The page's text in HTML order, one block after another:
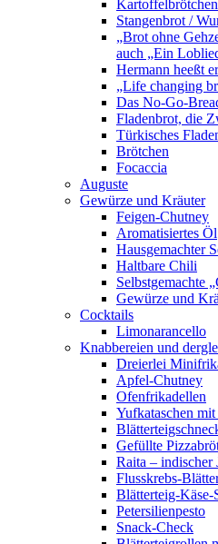
Kartoffelbrötchen
Stangenbrot /
„Brot ohne
auch „Ein
Hermann heeßt
„Life changing
Das No-Go-
Fladenbrot, die
Türkisches
Brötchen
Focaccia
Auguste
Gewürze und Kräuter
Feigen-Chutney
Aromatisiertes Öl
Hausgemachter
Haltbare Chili
Selbstgemachte
Gewürze und
Cocktails
Limonarancello
Knabbereien und
Dreierlei
Apfel-Chutney
Ofenfrikadellen
Yufkataschen
Gefüllte
Raita – indischer
Flusskrebs-
Blätterteig-
Petersilienpesto
Snack-Check